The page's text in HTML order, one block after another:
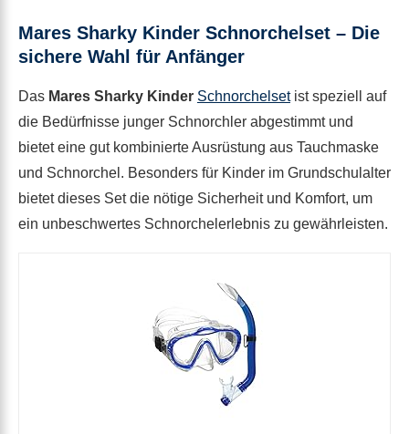
Mares Sharky Kinder Schnorchelset – Die
sichere Wahl für Anfänger
Das Mares Sharky Kinder Schnorchelsetist speziell auf
die Bedürfnisse junger Schnorchler abgestimmt und
bietet eine gut kombinierte Ausrüstung aus Tauchmaske
und Schnorchel. Besonders für Kinder im Grundschulalter
bietet dieses Set die nötige Sicherheit und Komfort, um
ein unbeschwertes Schnorchelerlebnis zu gewährleisten.